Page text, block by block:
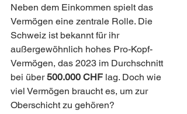
Neben dem Einkommen spielt das
Vermögen eine zentrale Rolle. Die
Schweiz ist bekannt für ihr
außergewöhnlich hohes Pro-Kopf-
Vermögen, das 2023 im Durchschnitt
bei über 500.000 CHF lag. Doch wie
viel Vermögen braucht es, um zur
Oberschicht zu gehören?